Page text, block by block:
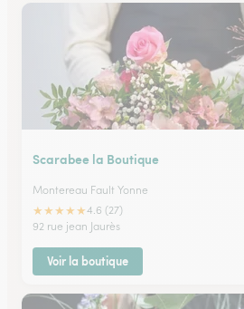
Scarabee la Boutique
Montereau Fault Yonne
★★★★★4.6 (27)
92 rue jean Jaurès
Voir la boutique